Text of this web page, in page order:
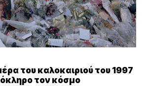
του καλοκαιριού του 1997
τον κόσμο